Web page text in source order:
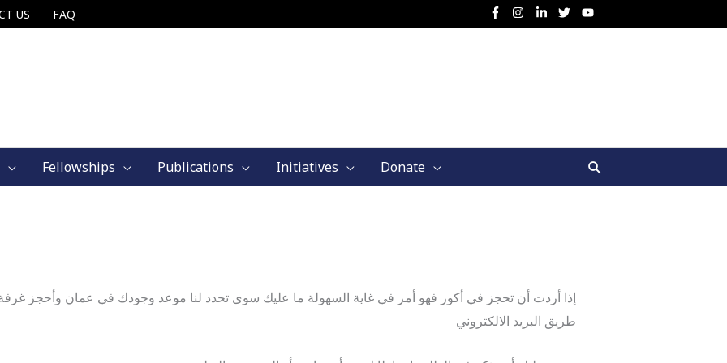
US FAQ
Fellowships Publications Initiatives Donate Search
طريق البريد الالكتروني